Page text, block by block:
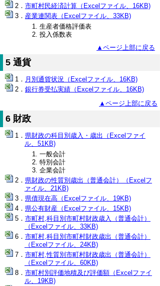
市町村民経済計算（Excelファイル、16KB)
産業連関表（Excelファイル、33KB)
生産者価格評価表
投入係数表
▲ページ上部に戻る
5 通貨
月別通貨状況（Excelファイル、16KB)
銀行券受払実績（Excelファイル、16KB)
▲ページ上部に戻る
6 財政
県財政の科目別歳入・歳出（Excelファイ
ル、51KB)
一般会計
特別会計
企業会計
県財政の性質別歳出（普通会計）（Excelフ
ァイル、21KB)
県債現在高（Excelファイル、19KB)
県公有財産（Excelファイル、15KB)
市町村,科目別市町村財政歳入（普通会計）
（Excelファイル、33KB)
市町村,科目別市町村財政歳出（普通会計）
（Excelファイル、24KB)
市町村,性質別市町村財政歳出（普通会計）
（Excelファイル、60KB)
市町村別評価地積及び評価額（Excelファイ
ル、19KB)